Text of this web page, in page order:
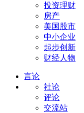
投资理财
房产
美国股市
中小企业
起步创新
财经人物
言论
社论
评论
交流站